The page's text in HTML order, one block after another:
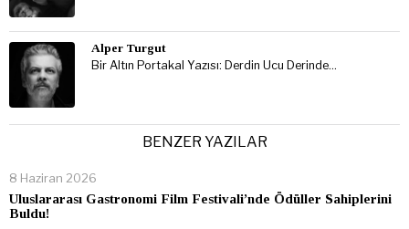
Alper Turgut
Bir Altın Portakal Yazısı: Derdin Ucu Derinde…
BENZER YAZILAR
8 Haziran 2026
Uluslararası Gastronomi Film Festivali’nde Ödüller Sahiplerini
Buldu!